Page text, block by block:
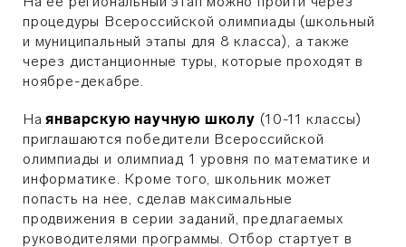
процедуры Всероссийской олимпиады (школьный
и муниципальный этапы для 8 класса), а также
через дистанционные туры, которые проходят в
ноябре-декабре.
На январскую научную школу (10-11 классы)
приглашаются победители Всероссийской
олимпиады и олимпиад 1 уровня по математике и
информатике. Кроме того, школьник может
попасть на нее, сделав максимальные
продвижения в серии заданий, предлагаемых
руководителями программы. Отбор стартует в